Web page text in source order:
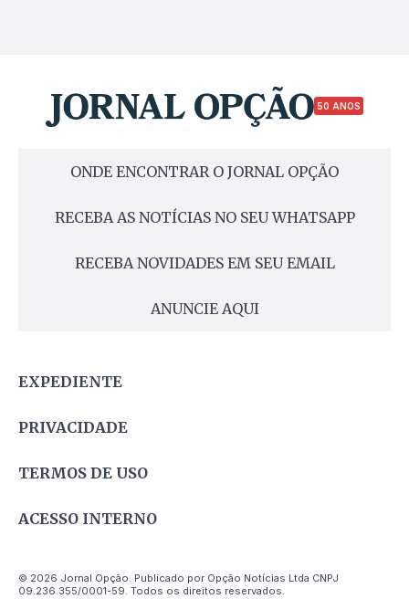
50 ANOS
ONDE ENCONTRAR O JORNAL OPÇÃO
RECEBA AS NOTÍCIAS NO SEU WHATSAPP
RECEBA NOVIDADES EM SEU EMAIL
ANUNCIE AQUI
EXPEDIENTE
PRIVACIDADE
TERMOS DE USO
ACESSO INTERNO
© 2026 Jornal Opção. Publicado por Opção Notícias Ltda CNPJ
09.236.355/0001-59. Todos os direitos reservados.